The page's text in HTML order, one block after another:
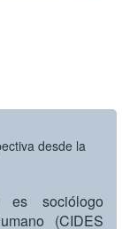
desde la
es sociólogo
(CIDES